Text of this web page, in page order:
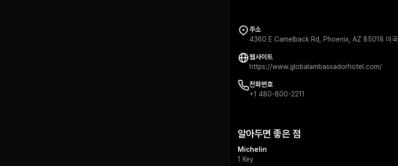
주소
4360 E Camelback Rd, Phoenix, AZ 85018 미국
웹사이트
https://www.globalambassadorhotel.com/
전화번호
+1 480-800-2211
알아두면 좋은 점
Michelin
1 Key